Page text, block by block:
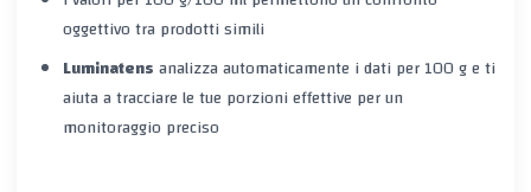
oggettivo tra prodotti simili
Luminatensanalizza automaticamente i dati per 100 g e ti
aiuta a tracciare le tue porzioni effettive per un
monitoraggio preciso